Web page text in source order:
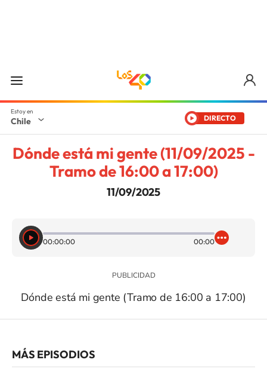
Chile DIRECTO
Dónde está mi gente (11/09/2025 -
Tramo de 16:00 a 17:00)
11/09/2025
00:00:00 00:00
Dónde está mi gente (Tramo de 16:00 a 17:00)
MÁS EPISODIOS